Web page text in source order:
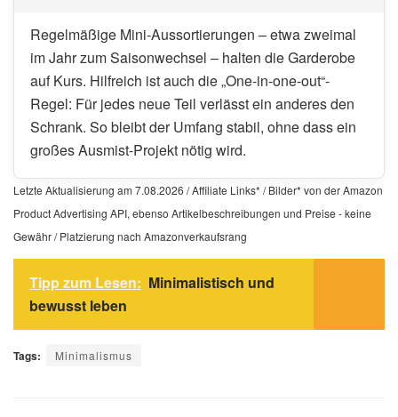
Regelmäßige Mini-Aussortierungen – etwa zweimal
im Jahr zum Saisonwechsel – halten die Garderobe
auf Kurs. Hilfreich ist auch die „One-in-one-out“-
Regel: Für jedes neue Teil verlässt ein anderes den
Schrank. So bleibt der Umfang stabil, ohne dass ein
großes Ausmist-Projekt nötig wird.
Letzte Aktualisierung am 7.08.2026 / Affiliate Links* / Bilder* von der Amazon
Product Advertising API, ebenso Artikelbeschreibungen und Preise - keine
Gewähr / Platzierung nach Amazonverkaufsrang
Tipp zum Lesen: Minimalistisch und
bewusst leben
Tags: Minimalismus